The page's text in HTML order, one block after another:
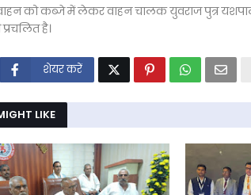
को कब्जे में लेकर वाहन चालक युवराज पुत्र यशपाल
प्रचलित है।
शेयर करें
LIKE